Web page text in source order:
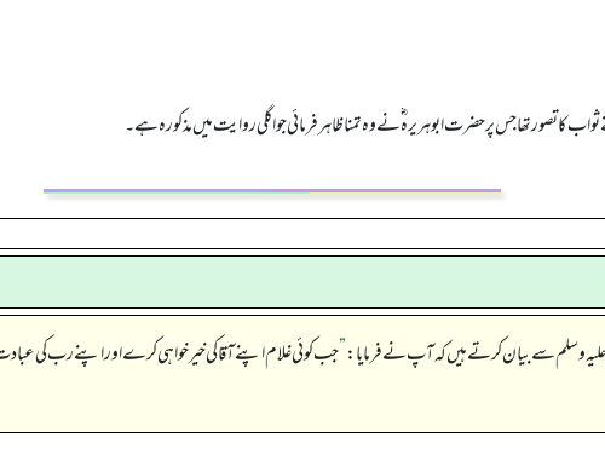
کا تصور تھا جس پر حضرت ابوہریرہ ؓ نے وہ تمنا ظاہر فرمائی جو اگلی روایت میں مذکورہ ہے۔
”جب کوئی غلام اپنے آقا کی خیر خواہی کرے اور اپنے رب کی